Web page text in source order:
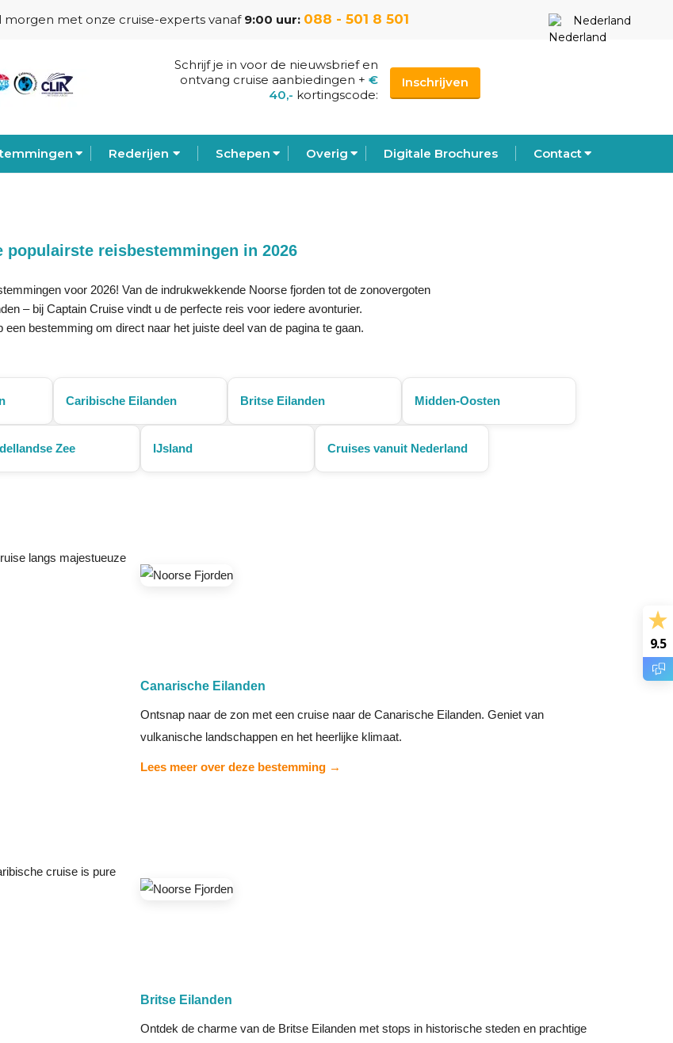
morgen met onze cruise-experts vanaf 9:00 uur: 088 - 501 8 501 Nederland
Schrijf je in voor de nieuwsbrief en
ontvang cruise aanbiedingen + €
40,- kortingscode:
Inschrijven
Rederijen Schepen Overig Digitale Brochures Contact
populairste reisbestemmingen in 2026
voor 2026! Van de indrukwekkende Noorse fjorden tot de zonovergoten
– bij Captain Cruise vindt u de perfecte reis voor iedere avonturier.
een bestemming om direct naar het juiste deel van de pagina te gaan.
Caribische Eilanden Britse Eilanden Midden-Oosten
Zee IJsland Cruises vanuit Nederland
langs majestueuze
Canarische Eilanden
Ontsnap naar de zon met een cruise naar de Canarische Eilanden. Geniet van
vulkanische landschappen en het heerlijke klimaat.
Lees meer over deze bestemming →
cruise is pure
Britse Eilanden
Ontdek de charme van de Britse Eilanden met stops in historische steden en prachtige
9.5